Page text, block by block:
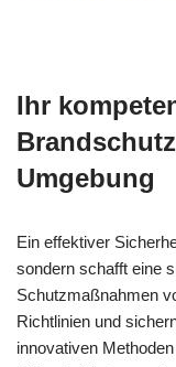
Ihr
Umgebung
Ein effektiver
sondern schafft eine
Schutzmaßnahmen
Richtlinien und
innovativen